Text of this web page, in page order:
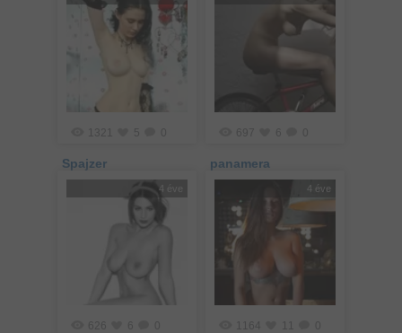
1321 5
Spajzer
697 6
panamera
4 éve
626 6
4 éve
1164